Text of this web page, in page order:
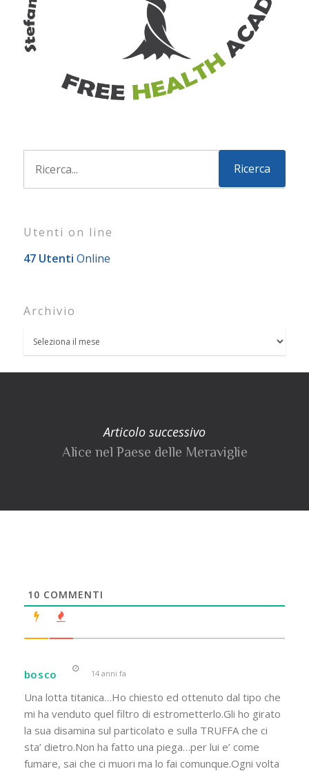
Utenti on line
47 Utenti Online
Archivio
Articolo successivo
Alice nel Paese delle Meraviglie
10 COMMENTI
bosco 14 anni fa
Una lotta titanica…Ho chiesto ed ottenuto dal tipo che
mi ha venduto quel filtro di estrometterlo.Gli ho girato
la sua disamina sul particolato e sulla TRUFFA che ci
sta’ dietro.Non ha fatto una piega…per lui e’ come
fumare, sai che ci muori ma lo fai comunque.Ogni volta